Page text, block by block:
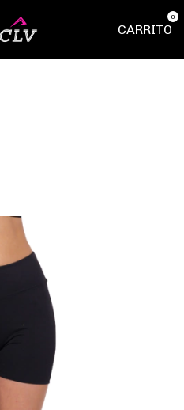
CARRITO
0